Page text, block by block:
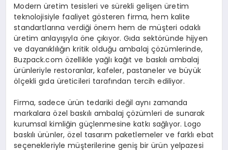
Modern üretim tesisleri ve sürekli gelişen üretim
teknolojisiyle faaliyet gösteren firma, hem kalite
standartlarına verdiği önem hem de müşteri odaklı
üretim anlayışıyla öne çıkıyor. Gıda sektöründe hijyen
ve dayanıklılığın kritik olduğu ambalaj çözümlerinde,
Buzpack.com özellikle yağlı kağıt ve baskılı ambalaj
ürünleriyle restoranlar, kafeler, pastaneler ve büyük
ölçekli gıda üreticileri tarafından tercih ediliyor.
Firma, sadece ürün tedariki değil aynı zamanda
markalara özel baskılı ambalaj çözümleri de sunarak
kurumsal kimliğin güçlenmesine katkı sağlıyor. Logo
baskılı ürünler, özel tasarım paketlemeler ve farklı ebat
seçenekleriyle müşterilerine geniş bir ürün yelpazesi